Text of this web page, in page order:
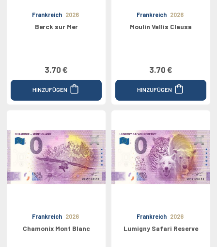
Frankreich 2026
Berck sur Mer
3.70 €
HINZUFÜGEN
Frankreich 2026
Moulin Vallis Clausa
3.70 €
HINZUFÜGEN
Frankreich 2026
Chamonix Mont Blanc
Frankreich 2026
Lumigny Safari Reserve